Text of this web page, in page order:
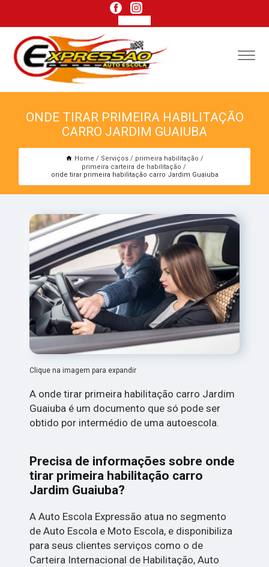
ONDE TIRAR PRIMEIRA HABILITAÇÃO
CARRO JARDIM GUAIUBA
Home Serviços
primeira habilitação
primeira carteira de habilitação
onde tirar primeira habilitação carro Jardim Guaiuba
Clique na imagem para expandir
A onde tirar primeira habilitação carro Jardim
Guaiuba é um documento que só pode ser
obtido por intermédio de uma autoescola.
Precisa de informações sobre onde
tirar primeira habilitação carro
Jardim Guaiuba?
A Auto Escola Expressão atua no segmento
de Auto Escola e Moto Escola, e disponibiliza
para seus clientes serviços como o de
Carteira Internacional de Habilitação, Auto